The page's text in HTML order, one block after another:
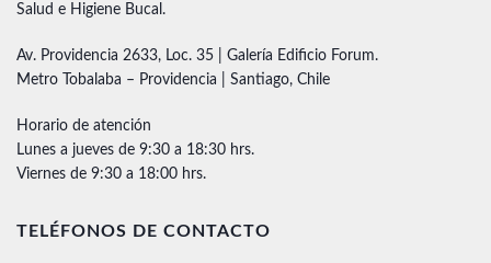
Salud e Higiene Bucal.
Av. Providencia 2633, Loc. 35 | Galería Edificio Forum.
Metro Tobalaba – Providencia | Santiago, Chile
Horario de atención
Lunes a jueves de 9:30 a 18:30 hrs.
Viernes de 9:30 a 18:00 hrs.
TELÉFONOS DE CONTACTO